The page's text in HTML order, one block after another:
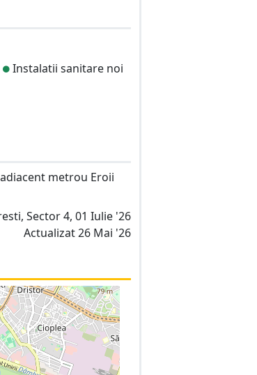
Instalatii sanitare noi
metrou Eroii
Sector 4, 01 Iulie '26
Actualizat 26 Mai '26